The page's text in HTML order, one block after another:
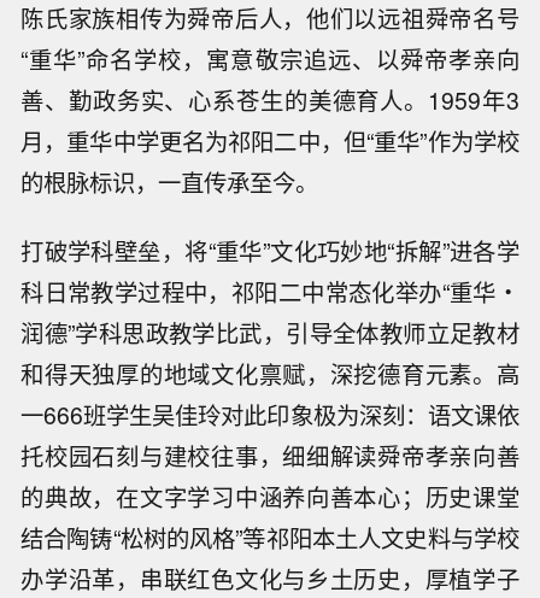
陈氏家族相传为舜帝后人，他们以远祖舜帝名号
“重华”命名学校，寓意敬宗追远、以舜帝孝亲向
善、勤政务实、心系苍生的美德育人。1959年3
月，重华中学更名为祁阳二中，但“重华”作为学校
的根脉标识，一直传承至今。
打破学科壁垒，将“重华”文化巧妙地“拆解”进各学
科日常教学过程中，祁阳二中常态化举办“重华・
润德”学科思政教学比武，引导全体教师立足教材
和得天独厚的地域文化禀赋，深挖德育元素。高
一666班学生吴佳玲对此印象极为深刻：语文课依
托校园石刻与建校往事，细细解读舜帝孝亲向善
的典故，在文字学习中涵养向善本心；历史课堂
结合陶铸“松树的风格”等祁阳本土人文史料与学校
办学沿革，串联红色文化与乡土历史，厚植学子